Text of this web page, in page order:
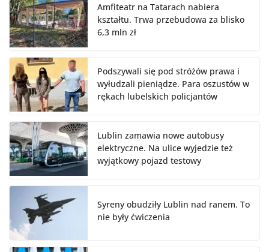
Amfiteatr na Tatarach nabiera
kształtu. Trwa przebudowa za blisko
6,3 mln zł
Podszywali się pod stróżów prawa i
wyłudzali pieniądze. Para oszustów w
rękach lubelskich policjantów
Lublin zamawia nowe autobusy
elektryczne. Na ulice wyjedzie też
wyjątkowy pojazd testowy
Syreny obudziły Lublin nad ranem. To
nie były ćwiczenia